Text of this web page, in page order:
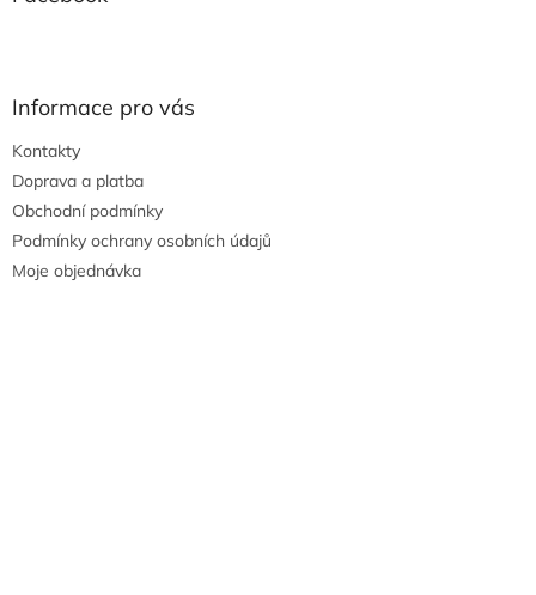
Informace pro vás
Kontakty
Doprava a platba
Obchodní podmínky
Podmínky ochrany osobních údajů
Moje objednávka